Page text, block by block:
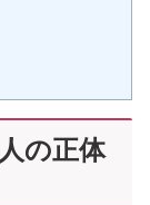
の正体